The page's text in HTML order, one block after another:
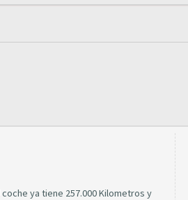
ya tiene 257.000 Kilometros y